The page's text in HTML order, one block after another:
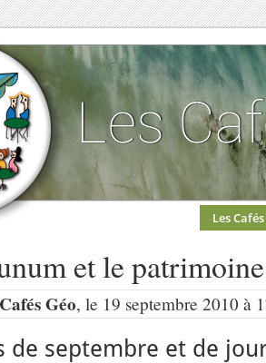
Les Cafés
et le
Géo, le 19 septembre 2010 à
de septembre et de